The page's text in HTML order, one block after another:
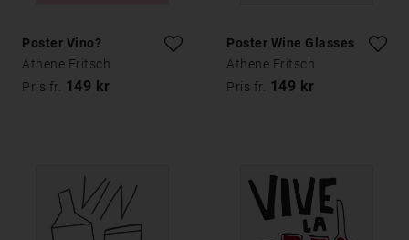
Poster Vino?
Athene Fritsch
Pris fr. 149 kr
Poster Wine Glasses
Athene Fritsch
Pris fr. 149 kr